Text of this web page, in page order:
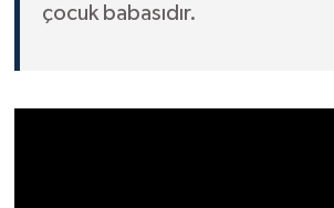
çocuk babasıdır.